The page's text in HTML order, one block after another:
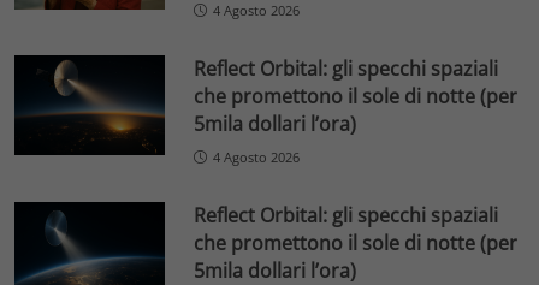
4 Agosto 2026
Reflect Orbital: gli specchi spaziali
che promettono il sole di notte (per
5mila dollari l’ora)
4 Agosto 2026
Reflect Orbital: gli specchi spaziali
che promettono il sole di notte (per
5mila dollari l’ora)